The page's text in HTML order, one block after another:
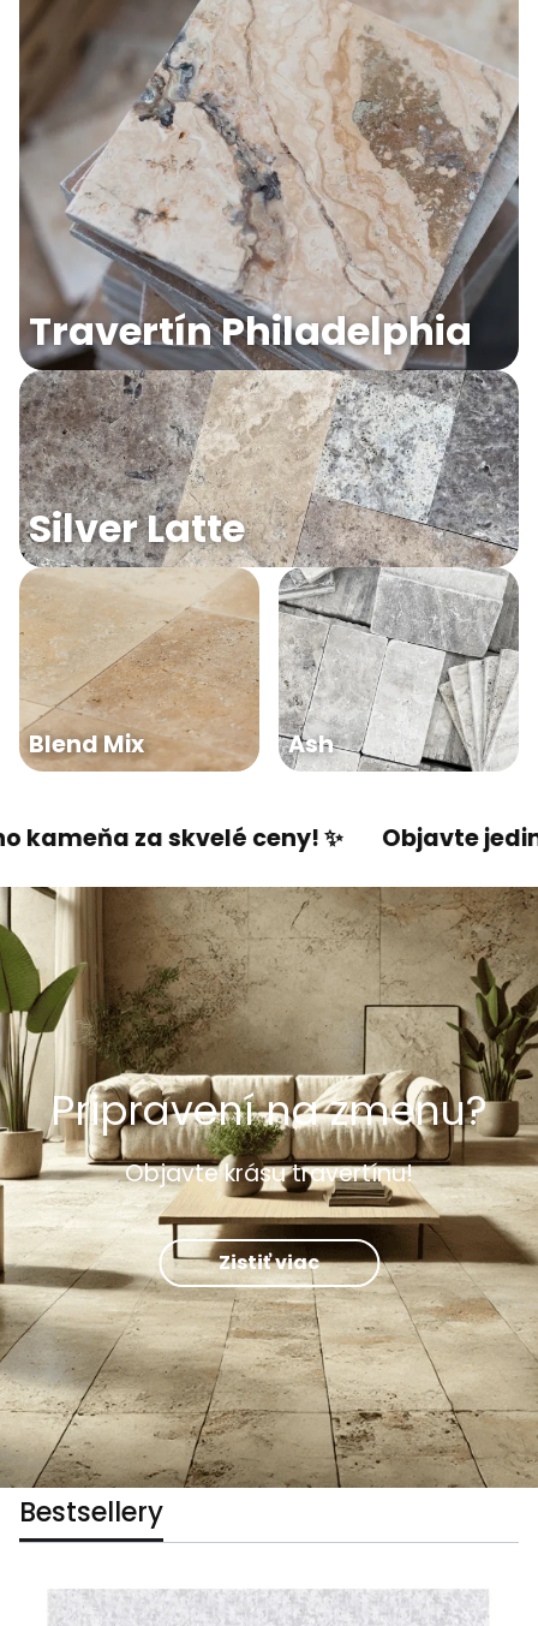
Travertín Philadelphia
Silver Latte
Blend Mix Ash
skvelé ceny! ✨ Objavte jedinečnú
Pripravení na zmenu?
Objavte krásu travertínu!
Zistiť viac
Bestsellery